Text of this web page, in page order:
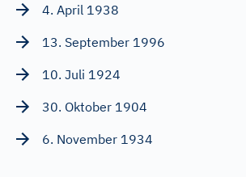
4. April 1938
13. September 1996
10. Juli 1924
30. Oktober 1904
6. November 1934